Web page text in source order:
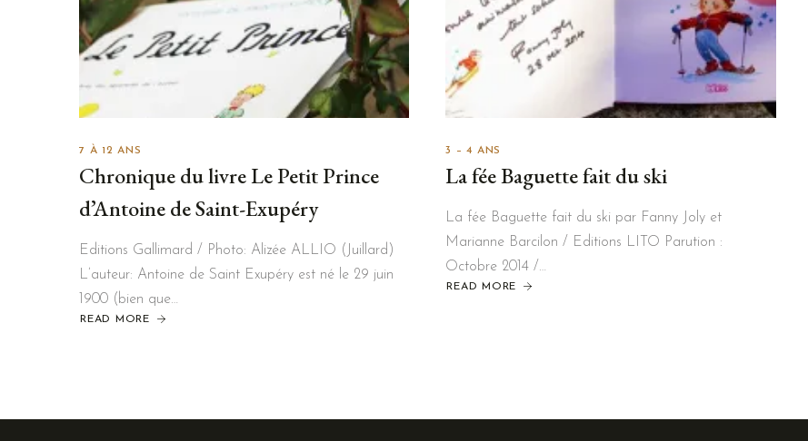
7 À 12 ANS
Chronique du livre Le Petit Prince
d’Antoine de Saint-Exupéry
Editions Gallimard / Photo: Alizée ALLIO (Juillard)
L’auteur: Antoine de Saint Exupéry est né le 29 juin
1900 (bien que…
READ MORE
3 – 4 ANS
La fée Baguette fait du ski
La fée Baguette fait du ski par Fanny Joly et
Marianne Barcilon / Editions LITO Parution :
Octobre 2014 /…
READ MORE